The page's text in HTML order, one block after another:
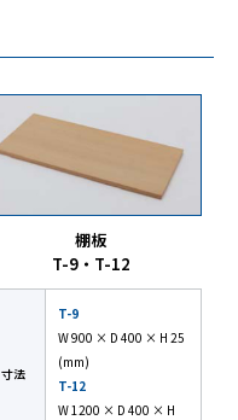
棚板
T-9・T-12
寸法
T-9
W 900 × D 400 × H 25
(mm)
T-12
W 1200 × D 400 × H